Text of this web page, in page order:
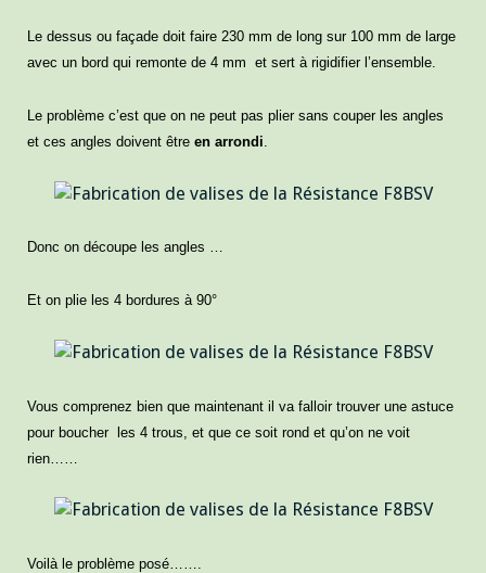
Le dessus ou façade doit faire 230 mm de long sur 100 mm de large
avec un bord qui remonte de 4 mm et sert à rigidifier l’ensemble.
Le problème c’est que on ne peut pas plier sans couper les angles
et ces angles doivent être en arrondi
Donc on découpe les angles …
Et on plie les 4 bordures à 90°
Vous comprenez bien que maintenant il va falloir trouver une astuce
pour boucher les 4 trous, et que ce soit rond et qu’on ne voit
rien……
Voilà le problème posé…….